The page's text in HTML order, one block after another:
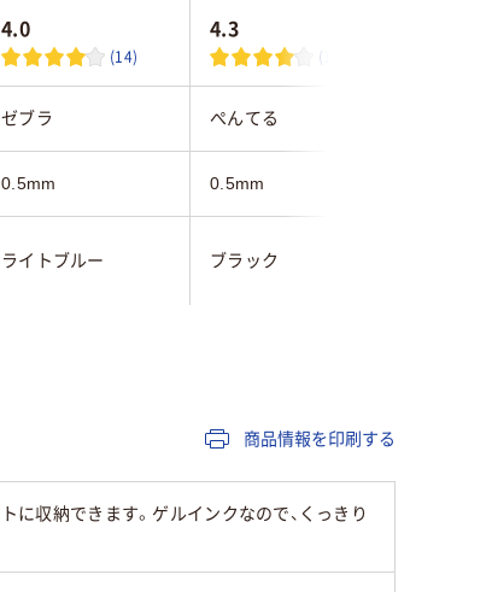
4.0
(14)
4.3
(14)
ゼブラ ぺんてる
0.5mm 0.5mm
ライトブルー ブラック
商品情報を印刷する
に収納できます。ゲルインクなので、くっきり